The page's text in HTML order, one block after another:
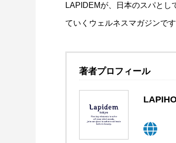
LAPIDEMが、日本のスパとし
ていくウェルネスマガジンです
著者プロフィール